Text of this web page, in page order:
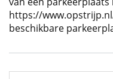
https://
beschikbare